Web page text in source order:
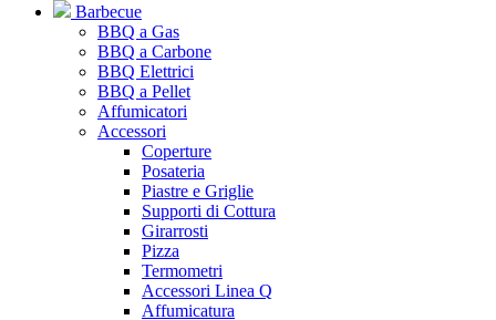
Barbecue
BBQ a Gas
BBQ a Carbone
BBQ Elettrici
BBQ a Pellet
Affumicatori
Accessori
Coperture
Posateria
Piastre e Griglie
Supporti di Cottura
Girarrosti
Pizza
Termometri
Accessori Linea Q
Affumicatura